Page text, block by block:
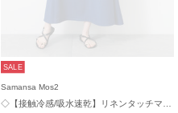
SALE
Samansa Mos2